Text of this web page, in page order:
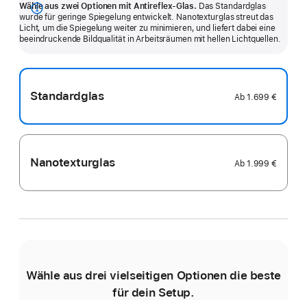
Wähle aus zwei Optionen mit Antireflex-Glas. Das Standardglas
wurde für geringe Spiegelung entwickelt. Nanotexturglas streut das
Licht, um die Spiegelung weiter zu minimieren, und liefert dabei eine
beein­druckende Bildqualität in Arbeits­räumen mit hellen Licht­quellen.
Mehr
anzeigen
Standardglas Ab 1.699 €
Nanotexturglas Ab 1.999 €
Wähle aus drei vielseitigen Optionen die beste
für dein Setup.